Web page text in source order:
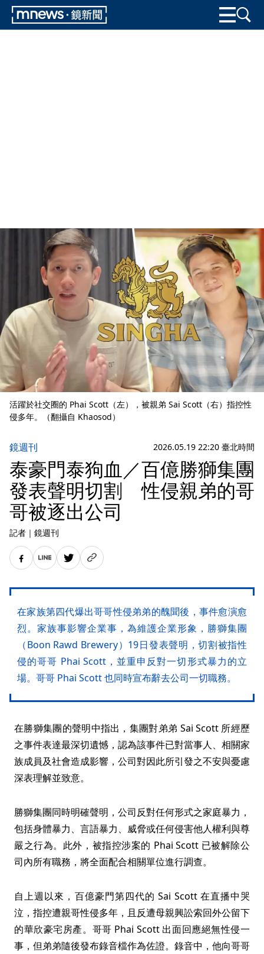
活躍於社交圈的 Phai Scott（左），被親弟 Sai Scott（右）指控性
侵多年。（翻攝自 Khaosod）
鏡週刊 2026.05.19 22:20 臺北時間
泰豪門泰狗血／百億勝獅集團
發表聲明切割 性侵親弟的哥
哥被逐出公司
記者 ｜ 鏡週刊
在家族第四代爆出哥哥性侵弟弟的醜聞後，事件愈演愈
烈。家族事影響企業事，為維護企業形象，勝獅集團
（Boon Rawd Brewery）19日發表聲明，切割被指性
侵的哥哥 Phai Scott，並重申反對一切形式暴力的立
場。哥哥 Phai Scott 也同時宣布辭去公司一切職務。
在勝獅集團的聲明中指出，集團對弟弟 Sai Scott 所經歷
之事件表達最深切遺憾，認為該事件已對當事人、相關家
族成員及社會造成影響，公司對因此所引發之不安與憂慮
深表理解並致意。
勝獅集團同時明確聲明，公司反對任何形式之家庭暴力，
包括身體暴力、言語暴力、威脅或任何侵害他人權利與尊
嚴之行為。此外，被指控涉案的 Phai Scott 已被解除公
司內所有職務，將全面配合相關單位進行調查。
自上週以來，百億豪門第四代的 Sai Scott 在直播中哭
泣，指控遭親哥性侵多年，且反遭母親興訟索回外公留下
的華欣豪宅房產。哥哥 Phai Scott 出面回應絕無性侵一
事，但弟弟隨後發布錄音檔作為佐證。錄音中，他向哥哥